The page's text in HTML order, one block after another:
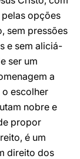
opções
sem pressões
e sem aliciá-
ser um
a
escolher
nobre e
propor
é um
direito dos